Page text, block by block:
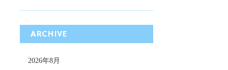
ARCHIVE
2026年8月